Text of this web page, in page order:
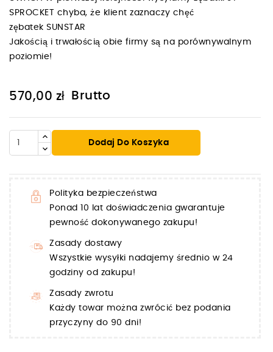
SPROCKET chyba, że klient zaznaczy chęć
zębatek SUNSTAR
Jakością i trwałością obie firmy są na porównywalnym
poziomie!
570,00 zł Brutto
Dodaj Do Koszyka
Polityka bezpieczeństwa
Ponad 10 lat doświadczenia gwarantuje
pewność dokonywanego zakupu!
Zasady dostawy
Wszystkie wysyłki nadajemy średnio w 24
godziny od zakupu!
Zasady zwrotu
Każdy towar można zwrócić bez podania
przyczyny do 90 dni!